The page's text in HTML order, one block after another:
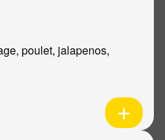
poulet, jalapenos,